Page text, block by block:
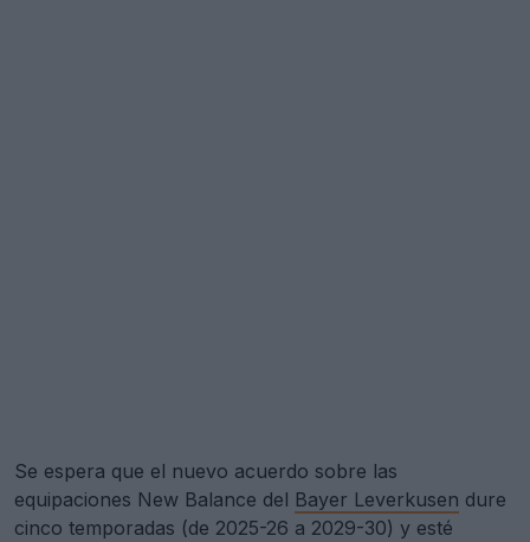
Se espera que el nuevo acuerdo sobre las
equipaciones New Balance del Bayer Leverkusen dure
cinco temporadas (de 2025-26 a 2029-30) y esté